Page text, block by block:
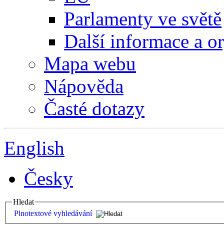
Parlamenty ve světě
Další informace a
Mapa webu
Nápověda
Časté dotazy
English
Česky
Hledat
Plnotextové vyhledávání